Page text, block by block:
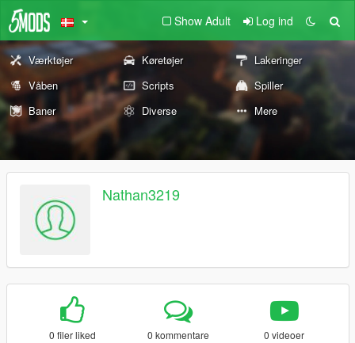
Show Adult Log ind
Værktøjer Køretøjer
Lakeringer
Våben
Scripts
Spiller
Baner
Diverse Mere
Nathan3219
0 filer liked 0 kommentare 0 videoer